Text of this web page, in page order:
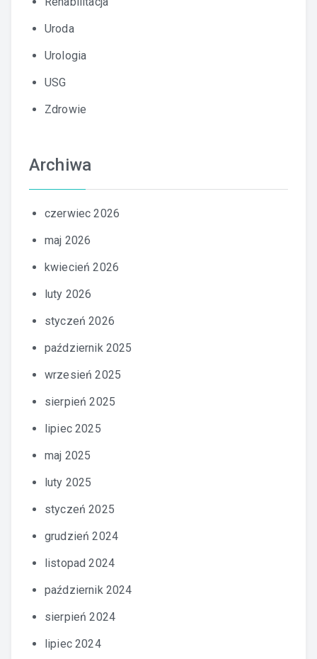
Uroda
Urologia
USG
Zdrowie
Archiwa
czerwiec 2026
maj 2026
kwiecień 2026
luty 2026
styczeń 2026
październik 2025
wrzesień 2025
sierpień 2025
lipiec 2025
maj 2025
luty 2025
styczeń 2025
grudzień 2024
listopad 2024
październik 2024
sierpień 2024
lipiec 2024